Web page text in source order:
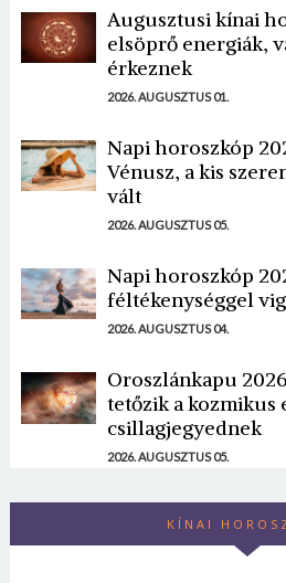
Augusztusi kínai
elsöprő energiák,
érkeznek
2026. AUGUSZTUS 01.
Napi horoszkóp
Vénusz, a kis
vált
2026. AUGUSZTUS 05.
Napi horoszkóp
féltékenységgel
2026. AUGUSZTUS 04.
Oroszlánkapu
tetőzik a kozmikus
csillagjegyednek
2026. AUGUSZTUS 05.
KÍNAI